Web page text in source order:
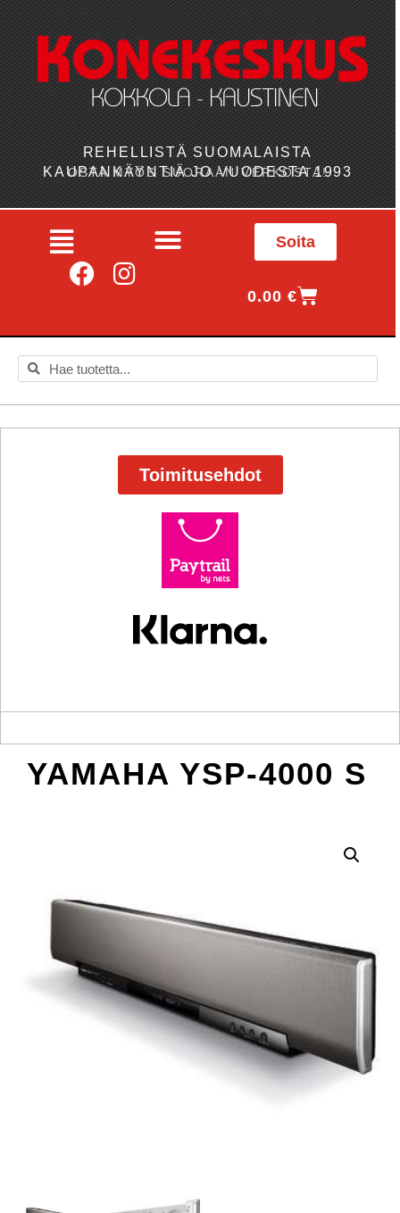
REHELLISTÄ SUOMALAISTA
KAUPANKÄYNTIÄ JO VUODESTA 1993
OSTA MYÖS SUORAAN VERKOSTA!
Soita
0.00€
Toimitusehdot
YAMAHA YSP-4000 S